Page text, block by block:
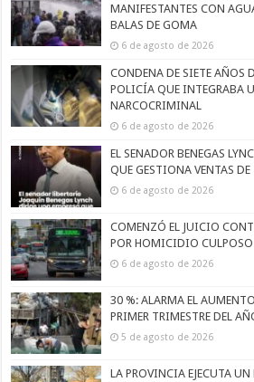
MANIFESTANTES CON
BALAS DE GOMA
6 de agosto de 2026
CONDENA DE SIETE AÑOS
POLICÍA QUE INTEGRABA
NARCOCRIMINAL
6 de agosto de 2026
EL SENADOR BENEGAS
QUE GESTIONA VENTAS DE
6 de agosto de 2026
COMENZÓ EL JUICIO
POR HOMICIDIO CULPOSO
6 de agosto de 2026
30 %: ALARMA EL
PRIMER TRIMESTRE DEL
5 de agosto de 2026
LA PROVINCIA EJECUTA